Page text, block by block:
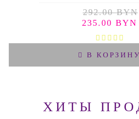
292.00 BYN
235.00 BYN
В КОРЗИНУ
ХИТЫ